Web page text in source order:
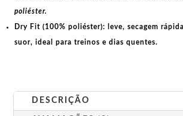
poliéster.
Dry Fit (100% poliéster): leve, secagem
suor, ideal para treinos e dias quentes.
DESCRIÇÃO